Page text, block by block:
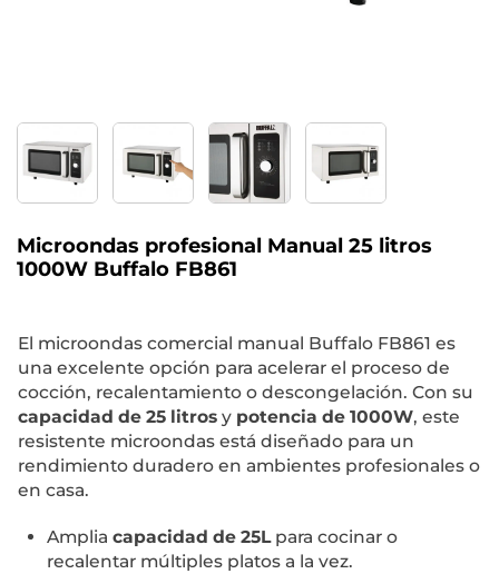
Microondas profesional Manual 25 litros
1000W Buffalo FB861
El microondas comercial manual Buffalo FB861 es
una excelente opción para acelerar el proceso de
cocción, recalentamiento o descongelación. Con su
capacidad de 25 litros y potencia de 1000W, este
resistente microondas está diseñado para un
rendimiento duradero en ambientes profesionales o
en casa.
Amplia capacidad de 25Lpara cocinar o
recalentar múltiples platos a la vez.